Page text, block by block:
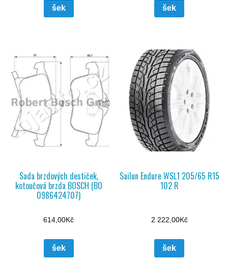
šek šek
Sada brzdových destiček,
kotoučová brzda BOSCH (BO
0986424707)
614,00Kč
šek
Sailun Endure WSL1 205/65 R15
102 R
2 222,00Kč
šek